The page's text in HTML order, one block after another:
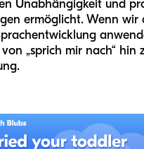
Unabhängigkeit und
ermöglicht. Wenn wir
„sprich mir nach“ hin